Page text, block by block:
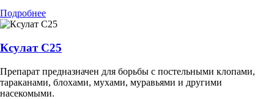
Подробнее
Ксулат С25
Препарат предназначен для борьбы с постельными клопами,
тараканами, блохами, мухами, муравьями и другими
насекомыми.